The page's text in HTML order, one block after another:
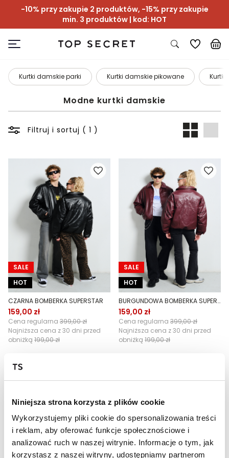
Niniejsza strona korzysta z plików cookie
Wykorzystujemy pliki cookie do spersonalizowania treści
i reklam, aby oferować funkcje społecznościowe i
analizować ruch w naszej witrynie. Informacje o tym, jak
korzystasz z naszej witryny, udostępniamy partnerom
-10% przy zakupie 2 produktów, -15% przy zakupie
min. 3 produktów | kod: HOT
Kurtki damskie parki Kurtki damskie pikowane Kurtki
Modne kurtki damskie
Filtruj i sortuj ( 1 )
SALE
HOT
CZARNA BOMBERKA SUPERSTAR
159,00 zł
Cena regularna 399,00 zł
Najniższa cena z 30 dni przed
obniżką 199,00 zł
SALE
HOT
BURGUNDOWA BOMBERKA SUPERSTAR
159,00 zł
Cena regularna 399,00 zł
Najniższa cena z 30 dni przed
obniżką 199,00 zł